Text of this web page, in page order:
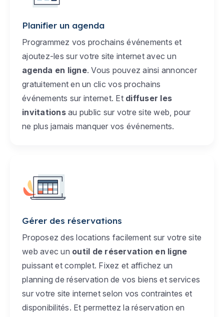
Planifier un agenda
Programmez vos prochains événements et
ajoutez-les sur votre site internet avec un
agenda en ligne. Vous pouvez ainsi annoncer
gratuitement en un clic vos prochains
événements sur internet. Et diffuser les
invitationsau public sur votre site web, pour
ne plus jamais manquer vos événements.
Gérer des réservations
Proposez des locations facilement sur votre site
web avec un outil de réservation en ligne
puissant et complet. Fixez et affichez un
planning de réservation de vos biens et services
sur votre site internet selon vos contraintes et
disponibilités. Et permettez la réservation en